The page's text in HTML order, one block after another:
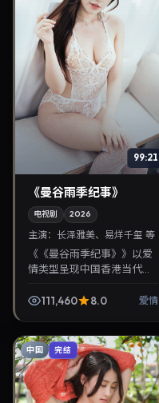
99:21
《曼谷雨季纪事》
电视剧 2026
主演： 长泽雅美、易烊千玺 等
《《曼谷雨季纪事》》以爱
情类型呈现中国香港当代故
雅美、易烊千玺。2026年1
111,460 8.0 爱情
中国 完结